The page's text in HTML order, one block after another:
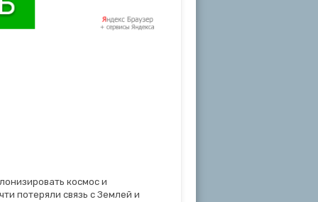
космос и
потеряли связь с Землей и